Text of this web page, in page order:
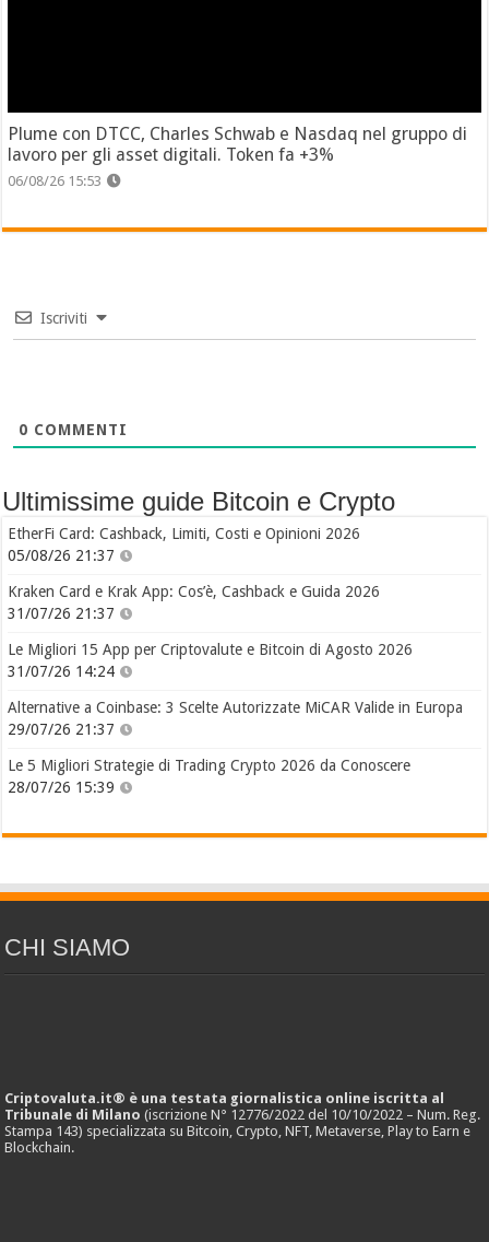
Plume con DTCC, Charles Schwab e Nasdaq nel gruppo di
lavoro per gli asset digitali. Token fa +3%
06/08/26 15:53
Iscriviti
0 COMMENTI
Ultimissime guide Bitcoin e Crypto
EtherFi Card: Cashback, Limiti, Costi e Opinioni 2026
05/08/26 21:37
Kraken Card e Krak App: Cos’è, Cashback e Guida 2026
31/07/26 21:37
Le Migliori 15 App per Criptovalute e Bitcoin di Agosto 2026
31/07/26 14:24
Alternative a Coinbase: 3 Scelte Autorizzate MiCAR Valide in Europa
29/07/26 21:37
Le 5 Migliori Strategie di Trading Crypto 2026 da Conoscere
28/07/26 15:39
CHI SIAMO
Criptovaluta.it® è una testata giornalistica online iscritta al
Tribunale di Milano (iscrizione N° 12776/2022 del 10/10/2022 – Num. Reg.
Stampa 143) specializzata su Bitcoin, Crypto, NFT, Metaverse, Play to Earn e
Blockchain.